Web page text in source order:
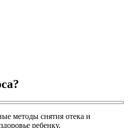
методы снятия отека и
ребенку.